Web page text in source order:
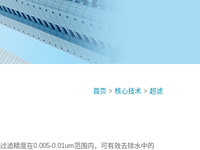
首页 > 核心技术 > 超滤
滤精度在0.005-0.01um范围内，可有效去除水中的